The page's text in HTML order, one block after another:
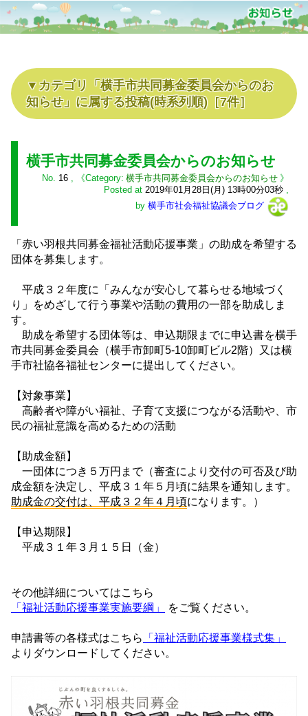
カテゴリ「横手市共同募金委員会からのお
知らせ」に属する投稿(時系列順)［7件］
横手市共同募金委員会からのお知らせ
No. 16
横手市共同募金委員会からのお知らせ
Posted at 2019年01月28日(月) 13時00分03秒
by 横手市社会福祉協議会ブログ
「赤い羽根共同募金福祉活動応援事業」の助成を希望する
団体を募集します。
平成３２年度に「みんなが安心して暮らせる地域づく
り」をめざして行う事業や活動の費用の一部を助成しま
す。
助成を希望する団体等は、申込期限までに申込書を横手
市共同募金委員会（横手市卸町5-10卸町ビル2階）又は横
手市社協各福祉センターに提出してください。
【対象事業】
高齢者や障がい福祉、子育て支援につながる活動や、市
民の福祉意識を高めるための活動
【助成金額】
一団体につき５万円まで（審査により交付の可否及び助
成金額を決定し、平成３１年５月頃に結果を通知します。
助成金の交付は、平成３２年４月頃になります。）
【申込期限】
平成３１年３月１５日（金）
その他詳細についてはこちら
「福祉活動応援事業実施要綱」
をご覧ください。
申請書等の各様式はこちら
「福祉活動応援事業様式集」
よりダウンロードしてください。